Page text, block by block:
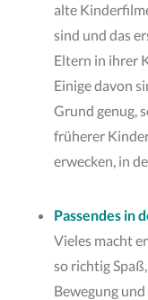
alte
sind und das
Eltern in ihrer
Einige davon
Grund genug,
früherer
erwecken, in
Passendes in
Vieles macht
so richtig
Bewegung